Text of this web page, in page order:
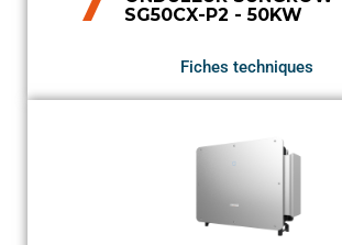
SG50CX-P2 - 50KW
Fiches techniques